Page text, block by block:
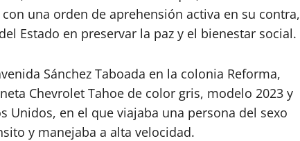
una orden de aprehensión activa en su contra,
Estado en preservar la paz y el bienestar social.
Sánchez Taboada en la colonia Reforma,
Chevrolet Tahoe de color gris, modelo 2023 y
Unidos, en el que viajaba una persona del sexo
y manejaba a alta velocidad.